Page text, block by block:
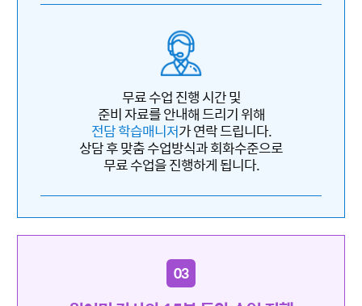
무료 수업 진행 시간 및
준비 자료를 안내해 드리기 위해
전담 학습매니저가 연락 드립니다.
상담 후 맞춤 수업방식과 회화수준으로
무료 수업을 진행하게 됩니다.
03